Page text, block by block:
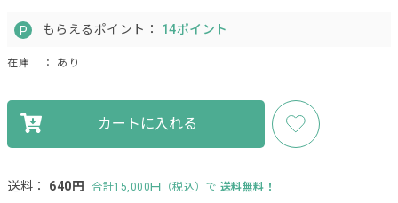
もらえるポイント： 14ポイント
在庫 ： あり
カートに入れる
送料： 640円 合計15,000円（税込）で 送料無料！